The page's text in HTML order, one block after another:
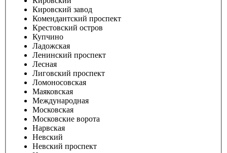
Кировский завод
Комендантский проспект
Крестовский остров
Купчино
Ладожская
Ленинский проспект
Лесная
Лиговский проспект
Ломоносовская
Маяковская
Международная
Московская
Московские ворота
Нарвская
Невский
Невский проспект